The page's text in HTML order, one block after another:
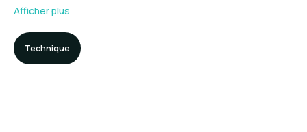
Afficher plus
Technique